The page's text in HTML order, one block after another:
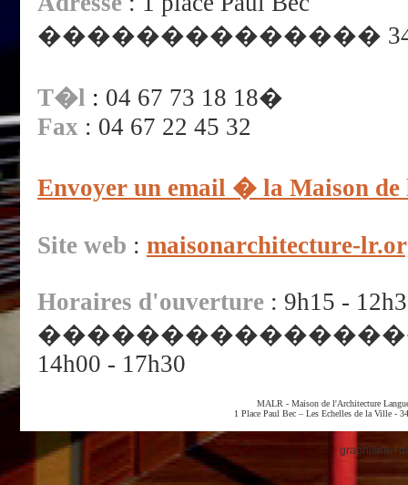
�������������� 34
T�l : 04 67 73 18 18�
Fax : 04 67 22 45 32
Envoyer un email � la Maison
Site web : maisonarchitecture-
Horaires d'ouverture : 9h15 -
14h00 - 17h30
MALR - Maison de l'Architecture
1 Place Paul Bec – Les Echelles de la Ville